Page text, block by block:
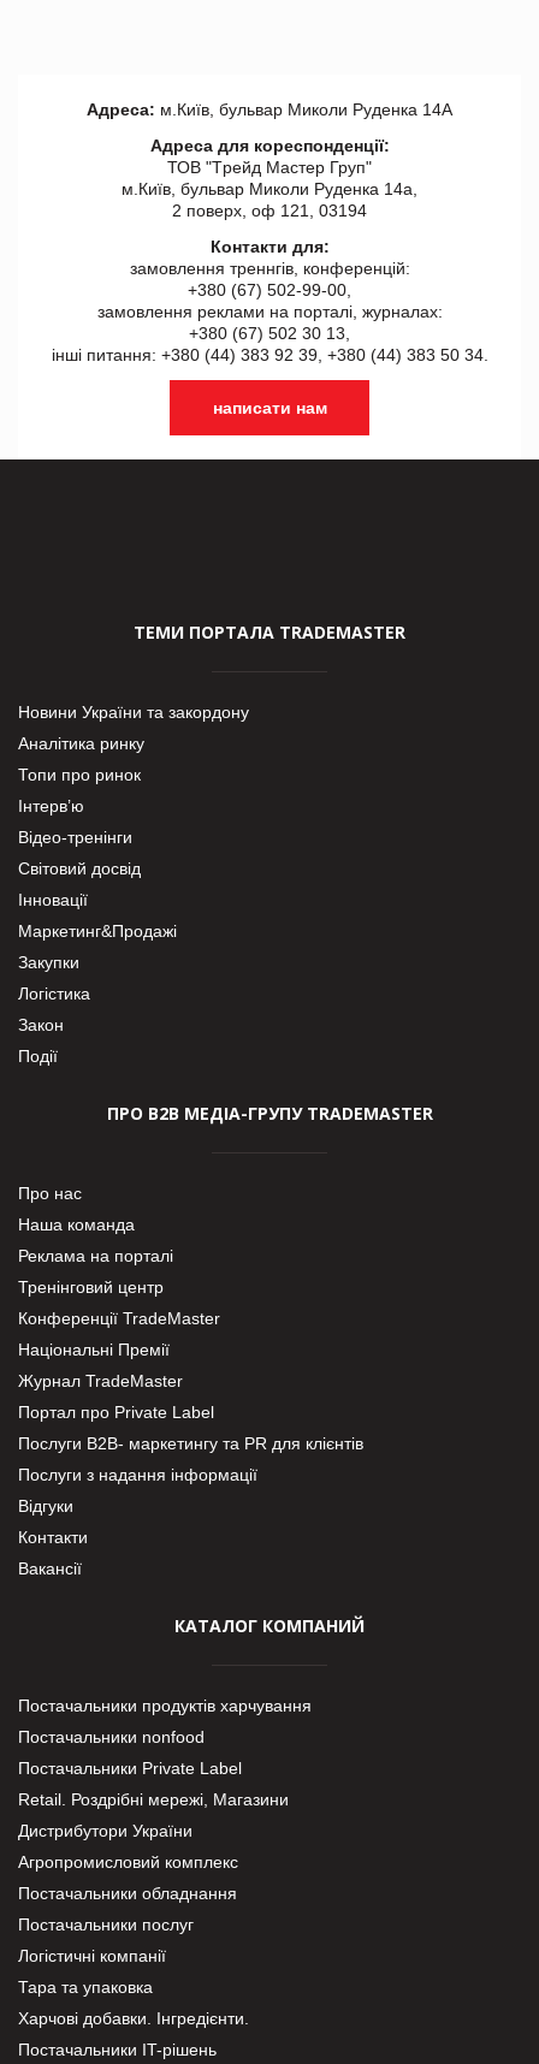
Адреса: м.Київ, бульвар Миколи Руденка 14А
Адреса для кореспонденції:
ТОВ "Tрейд Мастер Груп"
м.Київ, бульвар Миколи Руденка 14а,
2 поверх, оф 121, 03194
Контакти для:
замовлення треннгів, конференцій:
+380 (67) 502-99-00,
замовлення реклами на порталі, журналах:
+380 (67) 502 30 13,
інші питання: +380 (44) 383 92 39, +380 (44) 383 50 34.
написати нам
ТЕМИ ПОРТАЛА TRADEMASTER
Новини України та закордону
Аналітика ринку
Топи про ринок
Інтерв’ю
Відео-тренінги
Світовий досвід
Інновації
Маркетинг&Продажі
Закупки
Логістика
Закон
Події
ПРО В2В МЕДІА-ГРУПУ TRADEMASTER
Про нас
Наша команда
Реклама на порталі
Тренінговий центр
Конференції TradeMaster
Національні Премії
Журнал TradeMaster
Портал про Private Label
Послуги В2В- маркетингу та PR для клієнтів
Послуги з надання інформації
Відгуки
Контакти
Вакансії
КАТАЛОГ КОМПАНИЙ
Постачальники продуктів харчування
Постачальники nonfood
Постачальники Private Label
Retail. Роздрібні мережі, Магазини
Дистрибутори України
Агропромисловий комплекс
Постачальники обладнання
Постачальники послуг
Логістичні компанії
Тара та упаковка
Харчові добавки. Інгредієнти.
Постачальники IT-рішень